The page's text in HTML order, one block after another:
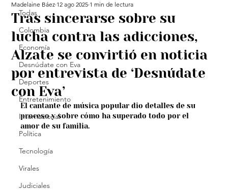
Todas
Colombia
Economía
Desnúdate con Eva
Deportes
Entretenimiento
Internacional
Política
Tecnología
Virales
Judiciales
Tras sincerarse sobre su
lucha contra las adicciones,
Alzate se convirtió en noticia
por entrevista de ‘Desnúdate
con Eva’
Madelaine Báez 12 ago 2025 1 min de lectura
El cantante de música popular dio detalles de su
proceso y sobre cómo ha superado todo por el
amor de su familia.